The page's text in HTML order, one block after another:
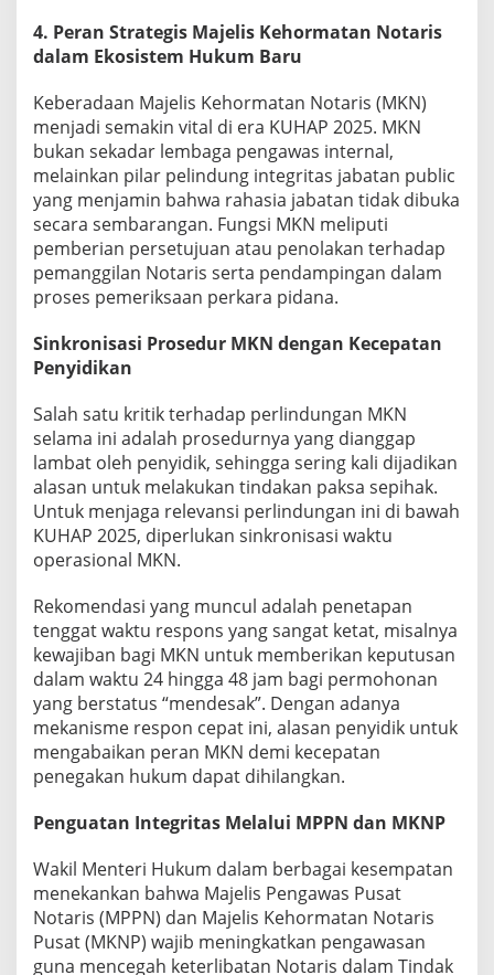
4. Peran Strategis Majelis Kehormatan Notaris
dalam Ekosistem Hukum Baru
Keberadaan Majelis Kehormatan Notaris (MKN)
menjadi semakin vital di era KUHAP 2025. MKN
bukan sekadar lembaga pengawas internal,
melainkan pilar pelindung integritas jabatan public
yang menjamin bahwa rahasia jabatan tidak dibuka
secara sembarangan. Fungsi MKN meliputi
pemberian persetujuan atau penolakan terhadap
pemanggilan Notaris serta pendampingan dalam
proses pemeriksaan perkara pidana.
Sinkronisasi Prosedur MKN dengan Kecepatan
Penyidikan
Salah satu kritik terhadap perlindungan MKN
selama ini adalah prosedurnya yang dianggap
lambat oleh penyidik, sehingga sering kali dijadikan
alasan untuk melakukan tindakan paksa sepihak.
Untuk menjaga relevansi perlindungan ini di bawah
KUHAP 2025, diperlukan sinkronisasi waktu
operasional MKN.
Rekomendasi yang muncul adalah penetapan
tenggat waktu respons yang sangat ketat, misalnya
kewajiban bagi MKN untuk memberikan keputusan
dalam waktu 24 hingga 48 jam bagi permohonan
yang berstatus “mendesak”. Dengan adanya
mekanisme respon cepat ini, alasan penyidik untuk
mengabaikan peran MKN demi kecepatan
penegakan hukum dapat dihilangkan.
Penguatan Integritas Melalui MPPN dan MKNP
Wakil Menteri Hukum dalam berbagai kesempatan
menekankan bahwa Majelis Pengawas Pusat
Notaris (MPPN) dan Majelis Kehormatan Notaris
Pusat (MKNP) wajib meningkatkan pengawasan
guna mencegah keterlibatan Notaris dalam Tindak